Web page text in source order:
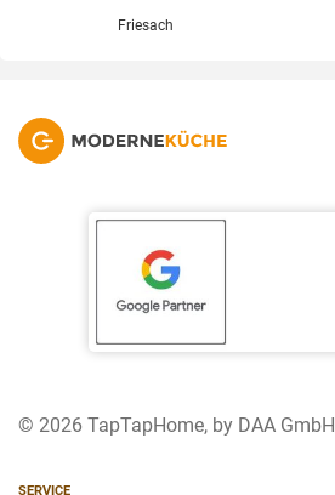
Friesach
© 2026 TapTapHome, by DAA GmbH
SERVICE